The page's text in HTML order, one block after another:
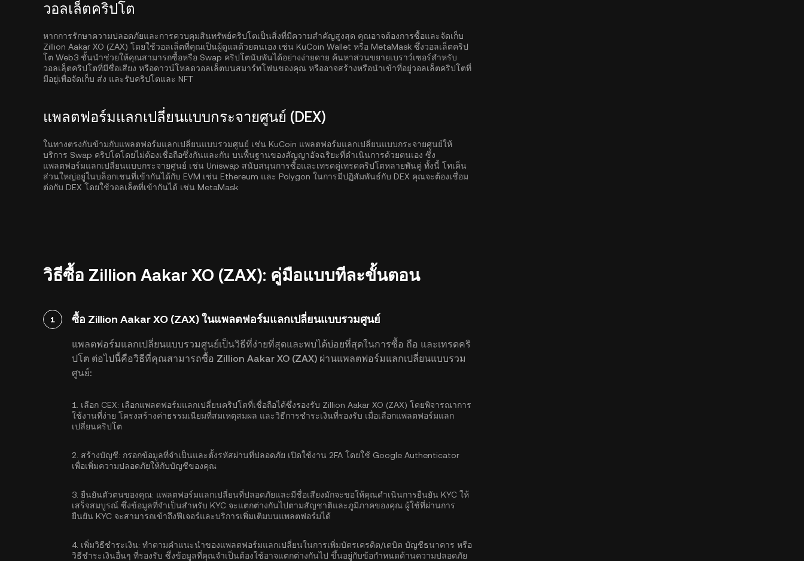
วอลเล็ตคริปโต
หากการรักษาความปลอดภัยและการควบคุมสินทรัพย์คริปโตเป็นสิ่งที่มีความสำคัญสูงสุด คุณอาจต้องการซื้อและจัดเก็บ
Zillion Aakar XO (ZAX) โดยใช้วอลเล็ตที่คุณเป็นผู้ดูแลด้วยตนเอง เช่น KuCoin Wallet หรือ MetaMask ซึ่งวอลเล็ตคริป
โต Web3 ชั้นนำช่วยให้คุณสามารถซื้อหรือ Swap คริปโตนับพันได้อย่างง่ายดาย ค้นหาส่วนขยายเบราว์เซอร์สำหรับ
วอลเลฺ็ตคริปโตที่มีชื่อเสียง หรือดาวน์โหลดวอลเล็ตบนสมาร์ทโฟนของคุณ หรืออาจสร้างหรือนำเข้าที่อยู่วอลเล็ตคริปโตที่
มีอยู่เพื่อจัดเก็บ ส่ง และรับคริปโตและ NFT
แพลตฟอร์มแลกเปลี่ยนแบบกระจายศูนย์ (DEX)
ในทางตรงกันข้ามกับแพลตฟอร์มแลกเปลี่ยนแบบรวมศูนย์ เช่น KuCoin แพลตฟอร์มแลกเปลี่ยนแบบกระจายศูนย์ให้
บริการ Swap คริปโตโดยไม่ต้องเชื่อถือซึ่งกันและกัน บนพื้นฐานของสัญญาอัจฉริยะที่ดำเนินการด้วยตนเอง ซึ่ง
แพลตฟอร์มแลกเปลี่ยนแบบกระจายศูนย์ เช่น Uniswap สนับสนุนการซื้อและเทรดคู่เทรดคริปโตหลายพันคู่ ทั้งนี้ โทเค็น
ส่วนใหญ่อยู่ในบล็อกเชนที่เข้ากันได้กับ EVM เช่น Ethereum และ Polygon ในการมีปฏิสัมพันธ์กับ DEX คุณจะต้องเชื่อม
ต่อกับ DEX โดยใช้วอลเล็ตที่เข้ากันได้ เช่น MetaMask
วิธีซื้อ Zillion Aakar XO (ZAX): คู่มือแบบทีละขั้นตอน
1 ซื้อ Zillion Aakar XO (ZAX) ในแพลตฟอร์มแลกเปลี่ยนแบบรวมศูนย์
แพลตฟอร์มแลกเปลี่ยนแบบรวมศูนย์เป็นวิธีที่ง่ายที่สุดและพบได้บ่อยที่สุดในการซื้อ ถือ และเทรดคริ
ปโต ต่อไปนี้คือวิธีที่คุณสามารถซื้อ Zillion Aakar XO (ZAX) ผ่านแพลตฟอร์มแลกเปลี่ยนแบบรวม
ศูนย์:
1. เลือก CEX: เลือกแพลตฟอร์มแลกเปลี่ยนคริปโตที่เชื่อถือได้ซึ่งรองรับ Zillion Aakar XO (ZAX) โดยพิจารณาการ
ใช้งานที่ง่าย โครงสร้างค่าธรรมเนียมที่สมเหตุสมผล และวิธีการชำระเงินที่รองรับ เมื่อเลือกแพลตฟอร์มแลก
เปลี่ยนคริปโต
2. สร้างบัญชี: กรอกข้อมูลที่จำเป็นและตั้งรหัสผ่านที่ปลอดภัย เปิดใช้งาน 2FA โดยใช้ Google Authenticator
เพื่อเพิ่มความปลอดภัยให้กับบัญชีของคุณ
3. ยืนยันตัวตนของคุณ: แพลตฟอร์มแลกเปลี่ยนที่ปลอดภัยและมีชื่อเสียงมักจะขอให้คุณดำเนินการยืนยัน KYC ให้
เสร็จสมบูรณ์ ซึ่งข้อมูลที่จำเป็นสำหรับ KYC จะแตกต่างกันไปตามสัญชาติและภูมิภาคของคุณ ผู้ใช้ที่ผ่านการ
ยืนยัน KYC จะสามารถเข้าถึงฟีเจอร์และบริการเพิ่มเติมบนแพลตฟอร์มได้
4. เพิ่มวิธีชำระเงิน: ทำตามคำแนะนำของแพลตฟอร์มแลกเปลี่ยนในการเพิ่มบัตรเครดิต/เดบิต บัญชีธนาคาร หรือ
วิธีชำระเงินอื่นๆ ที่รองรับ ซึ่งข้อมูลที่คุณจำเป็นต้องใช้อาจแตกต่างกันไป ขึ้นอยู่กับข้อกำหนดด้านความปลอดภัย